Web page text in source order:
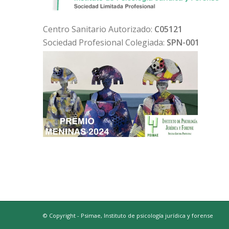
Centro Sanitario Autorizado: C05121
Sociedad Profesional Colegiada: SPN-001
© Copyright - Psimae, Instituto de psicología jurídica y forense